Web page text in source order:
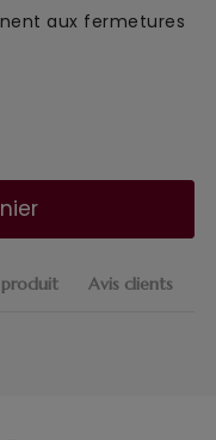
produit Avis clients
aux fermetures